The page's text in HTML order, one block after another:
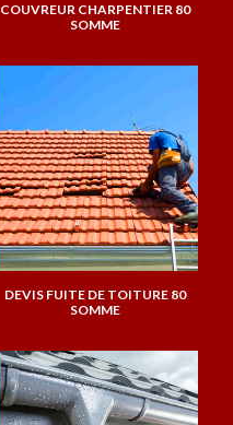
COUVREUR CHARPENTIER 80
SOMME
DEVIS FUITE DE TOITURE 80
SOMME